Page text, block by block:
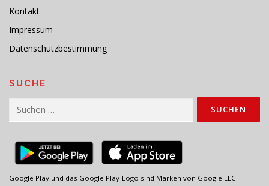
Kontakt
Impressum
Datenschutzbestimmung
SUCHE
Suchen
Google Play und das Google Play-Logo sind Marken von Google LLC.